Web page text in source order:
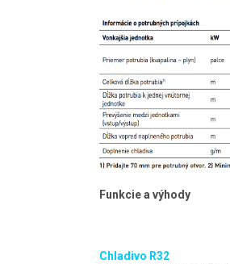
Funkcie a výhody
Chladivo R32